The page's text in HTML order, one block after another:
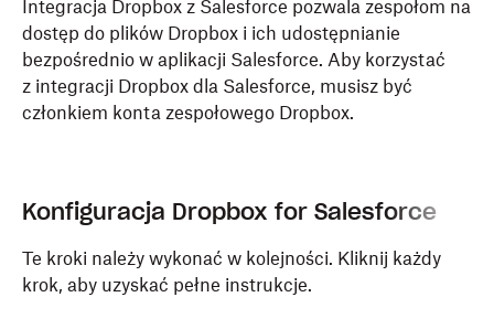
Integracja Dropbox z Salesforce pozwala zespołom na
dostęp do plików Dropbox i ich udostępnianie
bezpośrednio w aplikacji Salesforce. Aby korzystać
z integracji Dropbox dla Salesforce, musisz być
członkiem konta zespołowego Dropbox.
Konfiguracja Dropbox for Salesforce
Te kroki należy wykonać w kolejności. Kliknij każdy
krok, aby uzyskać pełne instrukcje.